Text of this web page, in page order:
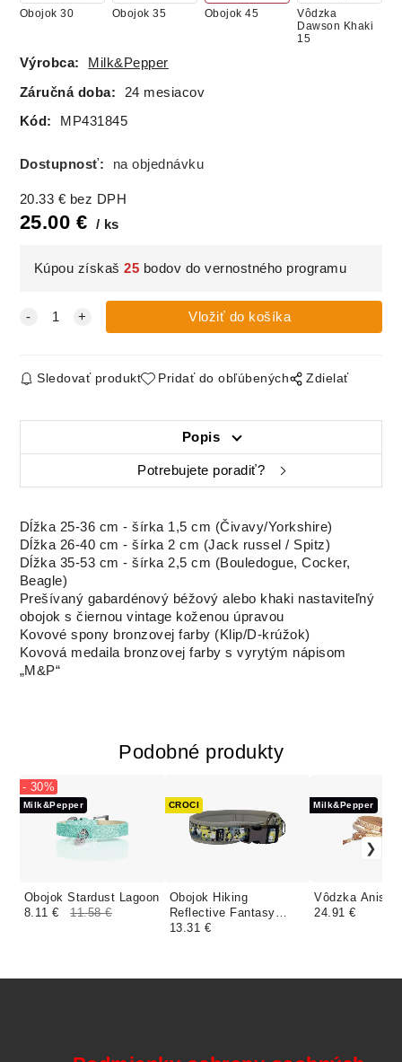
Obojok 30 Obojok 35 Obojok 45
Vôdzka
Dawson Khaki
15
Výrobca: Milk&Pepper
Záručná doba: 24 mesiacov
Kód: MP431845
Dostupnosť: na objednávku
20.33 € bez DPH
25.00 € ks
Kúpou získaš25 bodov do vernostného programu
Sledovať produkt Pridať do obľúbených Zdielať
Popis
Potrebujete poradiť?
Dĺžka 25-36 cm - šírka 1,5 cm (Čivavy/Yorkshire)
Dĺžka 26-40 cm - šírka 2 cm (Jack russel / Spitz)
Dĺžka 35-53 cm - šírka 2,5 cm (Bouledogue, Cocker,
Beagle)
Prešívaný gabardénový béžový alebo khaki nastaviteľný
obojok s čiernou vintage koženou úpravou
Kovové spony bronzovej farby (Klip/D-krúžok)
Kovová medaila bronzovej farby s vyrytým nápisom
„M&P“
Podobné produkty
Obojok Stardust Lagoon
Milk&Pepper
- 30%
8.11 € 11.58 €
Obojok Hiking
Reflective Fantasy
Sketch
CROCI
13.31 €
Vôdzka Anissa
Milk&Pepper
24.91 €